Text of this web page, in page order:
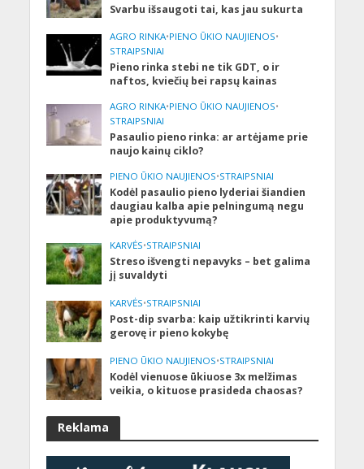
Svarbu išsaugoti tai, kas jau sukurta
AGRO RINKA•PIENO ŪKIO NAUJIENOS•
STRAIPSNIAI
Pieno rinka stebi ne tik GDT, o ir
naftos, kviečių bei rapsų kainas
AGRO RINKA•PIENO ŪKIO NAUJIENOS•
STRAIPSNIAI
Pasaulio pieno rinka: ar artėjame prie
naujo kainų ciklo?
PIENO ŪKIO NAUJIENOS•STRAIPSNIAI
Kodėl pasaulio pieno lyderiai šiandien
daugiau kalba apie pelningumą negu
apie produktyvumą?
KARVĖS•STRAIPSNIAI
Streso išvengti nepavyks – bet galima
jį suvaldyti
KARVĖS•STRAIPSNIAI
Post-dip svarba: kaip užtikrinti karvių
gerovę ir pieno kokybę
PIENO ŪKIO NAUJIENOS•STRAIPSNIAI
Kodėl vienuose ūkiuose 3x melžimas
veikia, o kituose prasideda chaosas?
Reklama